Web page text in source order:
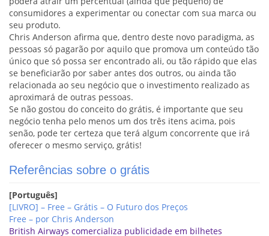
consumidores a experimentar ou conectar com sua marca ou
seu produto.
Chris Anderson afirma que, dentro deste novo paradigma, as
pessoas só pagarão por aquilo que promova um conteúdo tão
único que só possa ser encontrado ali, ou tão rápido que elas
se beneficiarão por saber antes dos outros, ou ainda tão
relacionada ao seu negócio que o investimento realizado as
aproximará de outras pessoas.
Se não gostou do conceito do grátis, é importante que seu
negócio tenha pelo menos um dos três itens acima, pois
senão, pode ter certeza que terá algum concorrente que irá
oferecer o mesmo serviço, grátis!
Referências sobre o grátis
[Português]
[LIVRO] – Free – Grátis – O Futuro dos Preços
Free – por Chris Anderson
British Airways comercializa publicidade em bilhetes